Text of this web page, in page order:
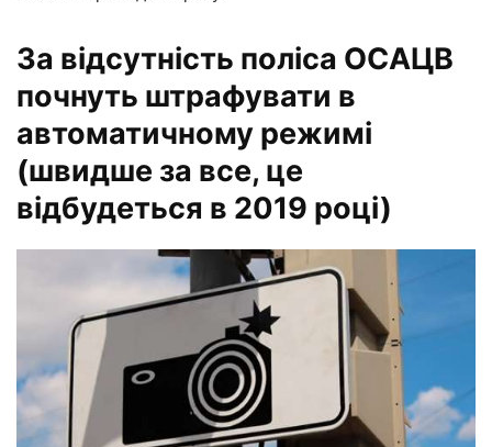
За відсутність поліса ОСАЦВ
почнуть штрафувати в
автоматичному режимі
(швидше за все, це
відбудеться в 2019 році)